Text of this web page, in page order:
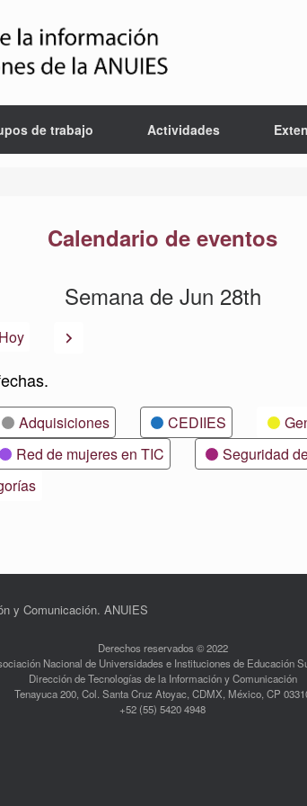
de trabajo Actividades
Calendario de eventos
Semana de Jun 28th
Hoy Siguiente
Adquisiciones CEDIIES
Red de mujeres en TIC Seguridad
y Comunicación. ANUIES
Derechos reservados © 2022
Nacional de Universidades e Instituciones de Educación
Dirección de Tecnologías de la Información y Comunicación
Tenayuca 200, Col. Santa Cruz Atoyac, CDMX, México, CP
+52 (55) 5420 4948